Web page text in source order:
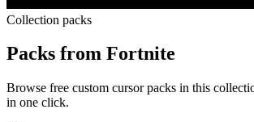
Collection packs
Packs from Fortnite
Browse free custom cursor packs in this
in one click.